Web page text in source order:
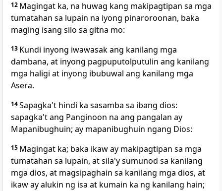
12 Magingat ka, na huwag kang makipagtipan sa mga
tumatahan sa lupain na iyong pinaroroonan, baka
maging isang silo sa gitna mo:
13 Kundi inyong iwawasak ang kanilang mga
dambana, at inyong pagpuputolputulin ang kanilang
mga haligi at inyong ibubuwal ang kanilang mga
Asera.
14Sapagka't hindi ka sasamba sa ibang dios:
sapagka't ang Panginoon na ang pangalan ay
Mapanibughuin; ay mapanibughuin ngang Dios:
15 Magingat ka; baka ikaw ay makipagtipan sa mga
tumatahan sa lupain, at sila'y sumunod sa kanilang
mga dios, at magsipaghain sa kanilang mga dios, at
ikaw ay alukin ng isa at kumain ka ng kanilang hain;